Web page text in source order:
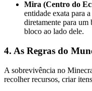
Mira (Centro do
entidade exata para
diretamente para
bloco ao lado dele.
4. As Regras do
A sobrevivência no
recolher recursos, criar